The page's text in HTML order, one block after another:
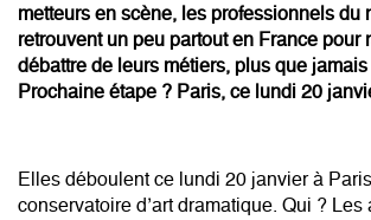
metteurs en scène, les professionnels du
retrouvent un peu partout en France pour
débattre de leurs métiers, plus que
Prochaine étape ? Paris, ce lundi 20
Elles déboulent ce lundi 20 janvier à
conservatoire d’art dramatique. Qui ? Les